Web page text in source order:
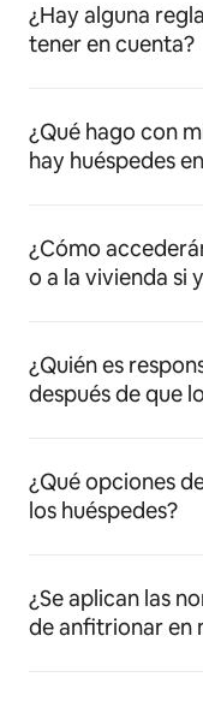
¿Hay alguna
tener en cuenta?
¿Qué hago con
hay huéspedes
¿Cómo
o a la vivienda si
¿Quién es
después de que
¿Qué opciones
los huéspedes?
¿Se aplican las
de anfitrionar en